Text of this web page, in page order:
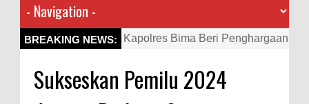
BREAKING NEWS:
Kapolres Bima Beri Penghargaan
Aktif Bantu Polisi Berantas
Sukseskan Pemilu 2024